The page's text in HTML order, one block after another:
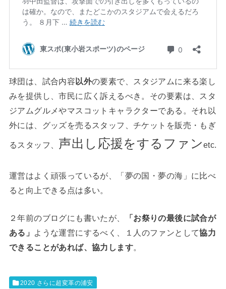
球団は、試合内容 以外の要素で、スタジアムに来る楽し
みを提供し、市民に広く訴えるべき。その要素は、スタ
ジアムグルメやマスコットキャラクターである。それ以
外には、グッズを売るスタッフ、チケットを販売・もぎ
るスタッフ、 声出し応援をするファンetc.
運営はよく頑張っているが、「夢の国・夢の海」に比べ
ると向上できる点は多い。
２年前のブログにも書いたが、
「お祭りの最後に試合が
ある」
ような運営にするべく、１人のファンとして協力
できることがあれば、協力します。
2020 さらに超変革の浦安